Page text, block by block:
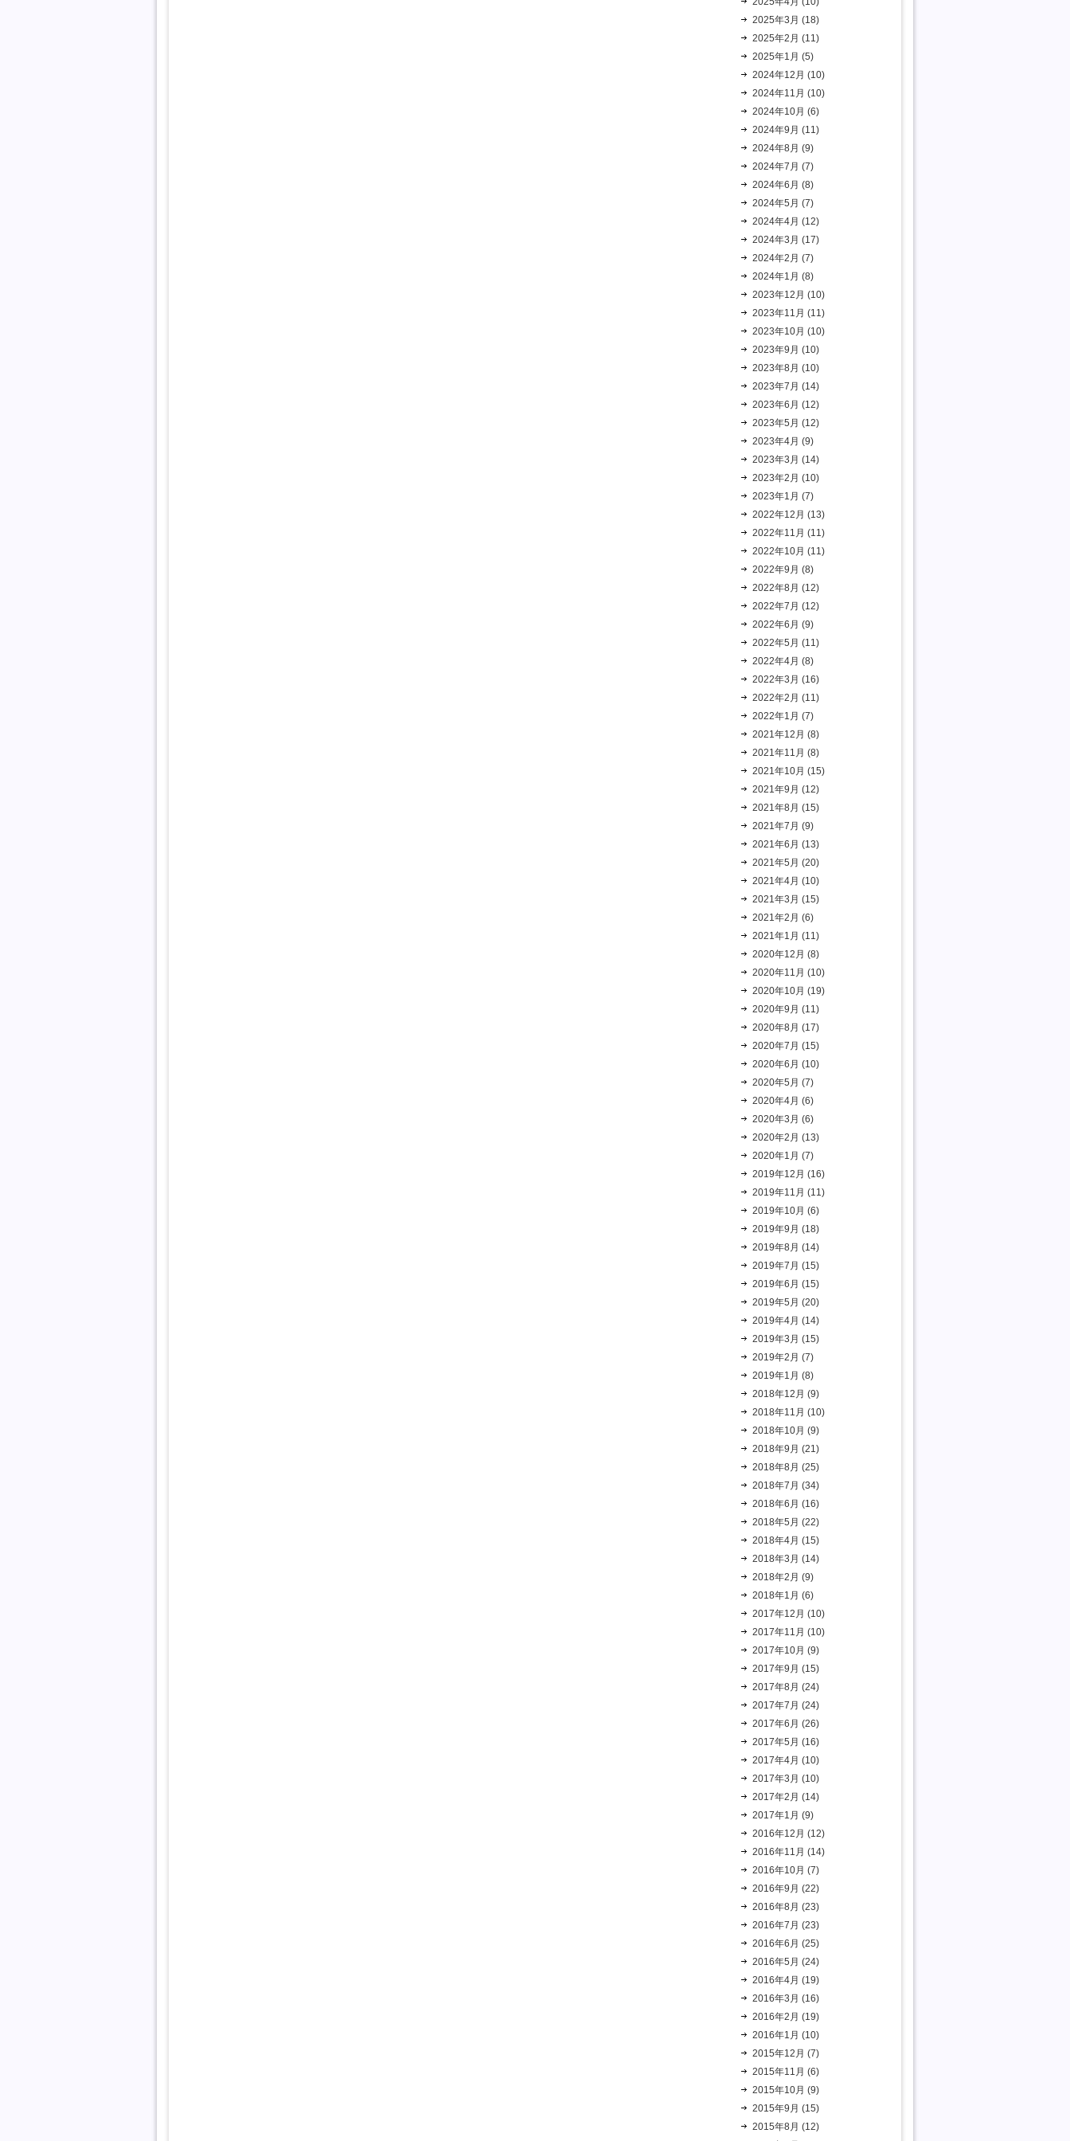
2025年3月 (18)
2025年2月 (11)
2025年1月 (5)
2024年12月 (10)
2024年11月 (10)
2024年10月 (6)
2024年9月 (11)
2024年8月 (9)
2024年7月 (7)
2024年6月 (8)
2024年5月 (7)
2024年4月 (12)
2024年3月 (17)
2024年2月 (7)
2024年1月 (8)
2023年12月 (10)
2023年11月 (11)
2023年10月 (10)
2023年9月 (10)
2023年8月 (10)
2023年7月 (14)
2023年6月 (12)
2023年5月 (12)
2023年4月 (9)
2023年3月 (14)
2023年2月 (10)
2023年1月 (7)
2022年12月 (13)
2022年11月 (11)
2022年10月 (11)
2022年9月 (8)
2022年8月 (12)
2022年7月 (12)
2022年6月 (9)
2022年5月 (11)
2022年4月 (8)
2022年3月 (16)
2022年2月 (11)
2022年1月 (7)
2021年12月 (8)
2021年11月 (8)
2021年10月 (15)
2021年9月 (12)
2021年8月 (15)
2021年7月 (9)
2021年6月 (13)
2021年5月 (20)
2021年4月 (10)
2021年3月 (15)
2021年2月 (6)
2021年1月 (11)
2020年12月 (8)
2020年11月 (10)
2020年10月 (19)
2020年9月 (11)
2020年8月 (17)
2020年7月 (15)
2020年6月 (10)
2020年5月 (7)
2020年4月 (6)
2020年3月 (6)
2020年2月 (13)
2020年1月 (7)
2019年12月 (16)
2019年11月 (11)
2019年10月 (6)
2019年9月 (18)
2019年8月 (14)
2019年7月 (15)
2019年6月 (15)
2019年5月 (20)
2019年4月 (14)
2019年3月 (15)
2019年2月 (7)
2019年1月 (8)
2018年12月 (9)
2018年11月 (10)
2018年10月 (9)
2018年9月 (21)
2018年8月 (25)
2018年7月 (34)
2018年6月 (16)
2018年5月 (22)
2018年4月 (15)
2018年3月 (14)
2018年2月 (9)
2018年1月 (6)
2017年12月 (10)
2017年11月 (10)
2017年10月 (9)
2017年9月 (15)
2017年8月 (24)
2017年7月 (24)
2017年6月 (26)
2017年5月 (16)
2017年4月 (10)
2017年3月 (10)
2017年2月 (14)
2017年1月 (9)
2016年12月 (12)
2016年11月 (14)
2016年10月 (7)
2016年9月 (22)
2016年8月 (23)
2016年7月 (23)
2016年6月 (25)
2016年5月 (24)
2016年4月 (19)
2016年3月 (16)
2016年2月 (19)
2016年1月 (10)
2015年12月 (7)
2015年11月 (6)
2015年10月 (9)
2015年9月 (15)
2015年8月 (12)